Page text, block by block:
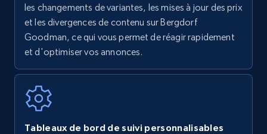
URL, Product name, Product rating, Product
rating object, Product rating max, Rating,
Author name, Asin, and more.
Walmart - products
les changements de variantes, les mises à jour des prix
et les divergences de contenu sur Bergdorf
Goodman, ce qui vous permet de réagir rapidement
et d'optimiser vos annonces.
Tableaux de bord de suivi personnalisables